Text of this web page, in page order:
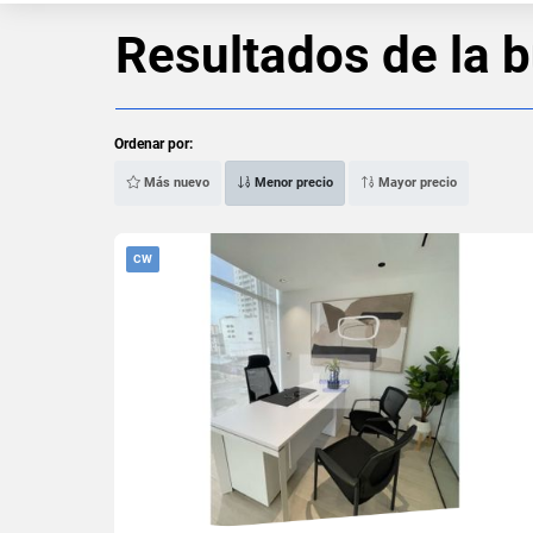
Resultados de la
Ordenar por:
Más nuevo Menor precio Mayor precio
CW